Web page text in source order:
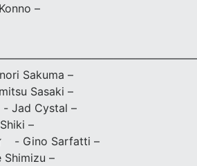
–
Sakuma –
Sasaki –
- Jad Cystal –
–
- Gino Sarfatti –
–